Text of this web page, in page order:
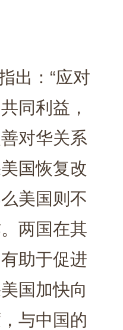
出：“应对
同利益，
对华关系
国恢复改
美国则不
两国在其
助于促进
国加快向
与中国的